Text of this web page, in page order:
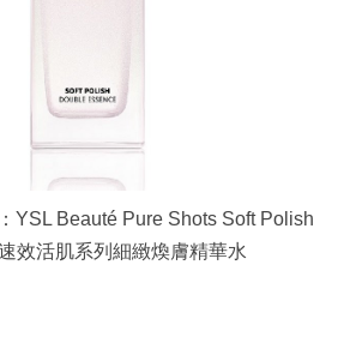
YSL Beauté Pure Shots Soft Polish
效活肌系列細緻煥膚精華水